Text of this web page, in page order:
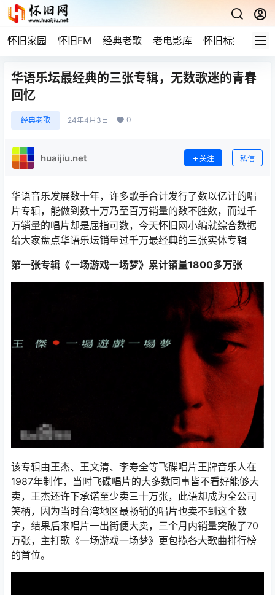
怀旧家园 怀旧FM 经典老歌 老电影库 怀旧标签 网
华语乐坛最经典的三张专辑，无数歌迷的青春
回忆
经典老歌 24年4月3日 0
huaijiu.net 关注 私信
华语音乐发展数十年，许多歌手合计发行了数以亿计的唱
片专辑，能做到数十万乃至百万销量的数不胜数，而过千
万销量的唱片却是屈指可数，今天怀旧网小编就综合数据
给大家盘点华语乐坛销量过千万最经典的三张实体专辑
第一张专辑《一场游戏一场梦》累计销量1800多万张
该专辑由王杰、王文清、李寿全等飞碟唱片王牌音乐人在
1987年制作，当时飞碟唱片的大多数同事皆不看好能够大
卖，王杰还许下承诺至少卖三十万张，此语却成为全公司
笑柄，因为当时台湾地区最畅销的唱片也卖不到这个数
字，结果后来唱片一出街便大卖，三个月内销量突破了70
万张，主打歌《一场游戏一场梦》更包揽各大歌曲排行榜
的首位。